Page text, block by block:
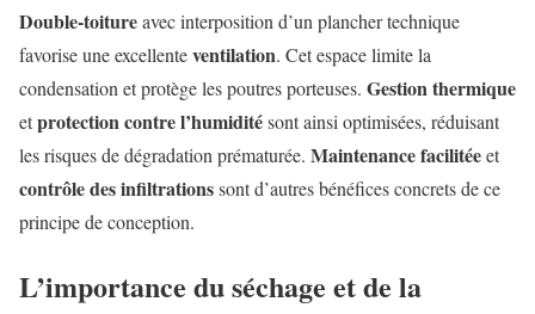
Double-toitureavec interposition d’un plancher technique
favorise une excellenteventilation. Cet espace limite la
condensation et protège les poutres porteuses. Gestion thermique
etprotection contre l’humiditésont ainsi optimisées, réduisant
les risques de dégradation prématurée. Maintenance facilitéeet
contrôle des infiltrationssont d’autres bénéfices concrets de ce
principe de conception.
L’importance du séchage et de la